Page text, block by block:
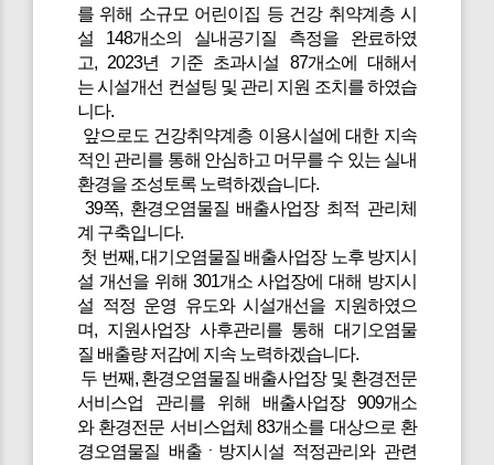
를 위해 소규모 어린이집 등 건강 취약계층 시
설 148개소의 실내공기질 측정을 완료하였
고, 2023년 기준 초과시설 87개소에 대해서
는 시설개선 컨설팅 및 관리 지원 조치를 하였습
니다.
앞으로도 건강취약계층 이용시설에 대한 지속
적인 관리를 통해 안심하고 머무를 수 있는 실내
환경을 조성토록 노력하겠습니다.
39쪽, 환경오염물질 배출사업장 최적 관리체
계 구축입니다.
첫 번째, 대기오염물질 배출사업장 노후 방지시
설 개선을 위해 301개소 사업장에 대해 방지시
설 적정 운영 유도와 시설개선을 지원하였으
며, 지원사업장 사후관리를 통해 대기오염물
질 배출량 저감에 지속 노력하겠습니다.
두 번째, 환경오염물질 배출사업장 및 환경전문
서비스업 관리를 위해 배출사업장 909개소
와 환경전문 서비스업체 83개소를 대상으로 환
경오염물질 배출ㆍ방지시설 적정관리와 관련